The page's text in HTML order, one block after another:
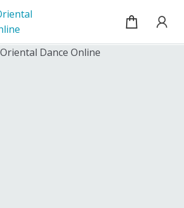
Blog